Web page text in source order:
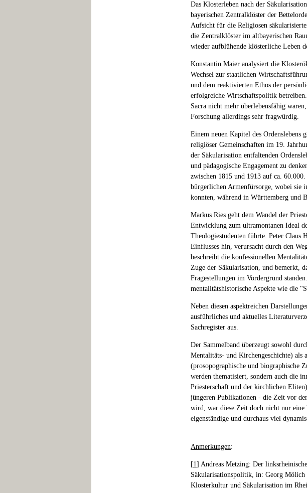
Das Klosterleben nach der
bayerischen Zentralklöster der
Aufsicht für die Religiosen
die Zentralklöster im altbayerischen
wieder aufblühende klösterliche Leben
Konstantin Maier analysiert die
Wechsel zur staatlichen
und dem reaktivierten Ethos der
erfolgreiche Wirtschaftspolitik
Sacra nicht mehr überlebensfähig
Forschung allerdings sehr fragwürdig.
Einem neuen Kapitel des Ordenslebens
religiöser Gemeinschaften im 19.
der Säkularisation entfaltenden
und pädagogische Engagement zu
zwischen 1815 und 1913 auf ca.
bürgerlichen Armenfürsorge, wobei sie
konnten, während in Württemberg und
Markus Ries geht dem Wandel der
Entwicklung zum ultramontanen Ideal
Theologiestudenten führte. Peter Claus
Einflusses hin, verursacht durch den
beschreibt die konfessionellen
Zuge der Säkularisation, und bemerkt,
Fragestellungen im Vordergrund
mentalitätshistorische Aspekte wie die
Neben diesen aspektreichen
ausführliches und aktuelles
Sachregister aus.
Der Sammelband überzeugt sowohl
Mentalitäts- und Kirchengeschichte) als
(prosopographische und biographische
werden thematisiert, sondern auch die
Priesterschaft und der kirchlichen
jüngeren Publikationen - die Zeit vor
wird, war diese Zeit doch nicht nur eine
eigenständige und durchaus viel
Anmerkungen:
[1] Andreas Metzing: Der
Säkularisationspolitik, in: Georg Mölich
Klosterkultur und Säkularisation im